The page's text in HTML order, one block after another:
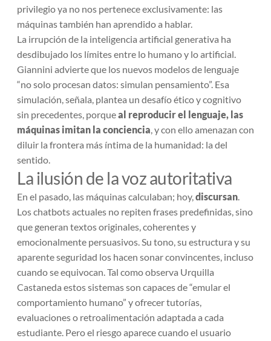
privilegio ya no nos pertenece exclusivamente: las
máquinas también han aprendido a hablar.
La irrupción de la inteligencia artificial generativa ha
desdibujado los límites entre lo humano y lo artificial.
Giannini advierte que los nuevos modelos de lenguaje
“no solo procesan datos: simulan pensamiento”. Esa
simulación, señala, plantea un desafío ético y cognitivo
sin precedentes, porqueal reproducir el lenguaje, las
máquinas imitan la conciencia, y con ello amenazan con
diluir la frontera más íntima de la humanidad: la del
sentido.
La ilusión de la voz autoritativa
En el pasado, las máquinas calculaban; hoy,discursan.
Los chatbots actuales no repiten frases predefinidas, sino
que generan textos originales, coherentes y
emocionalmente persuasivos. Su tono, su estructura y su
aparente seguridad los hacen sonar convincentes, incluso
cuando se equivocan. Tal como observa Urquilla
Castaneda estos sistemas son capaces de “emular el
comportamiento humano” y ofrecer tutorías,
evaluaciones o retroalimentación adaptada a cada
estudiante. Pero el riesgo aparece cuando el usuario